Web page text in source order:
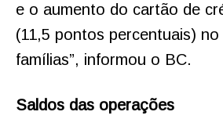
e o aumento do cartão de
(11,5 pontos percentuais)
famílias”, informou o BC.
Saldos das operações